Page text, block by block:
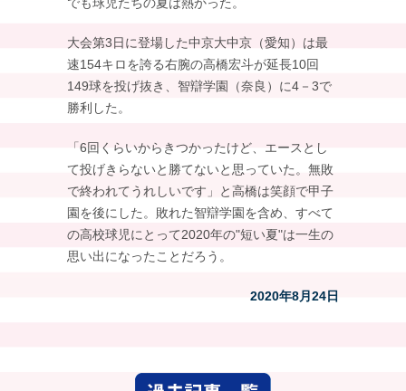
大会第3日に登場した中京大中京（愛知）は最
速154キロを誇る右腕の高橋宏斗が延長10回
149球を投げ抜き、智辯学園（奈良）に4－3で
勝利した。
「6回くらいからきつかったけど、エースとし
て投げきらないと勝てないと思っていた。無敗
で終われてうれしいです」と高橋は笑顔で甲子
園を後にした。敗れた智辯学園を含め、すべて
の高校球児にとって2020年の"短い夏"は一生の
思い出になったことだろう。
2020年8月24日